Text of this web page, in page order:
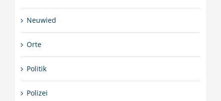
Neuwied
Orte
Politik
Polizei